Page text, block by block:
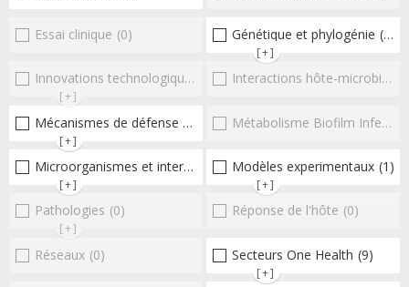
Essai clinique (0) Génétique et phylogénie (1)
[+]
Innovations technologiques et omiques (0)
[+]
Interactions hôte-microbioteEntérocoques
Mécanismes de défense microbiens (9)
[+]
Métabolisme Biofilm Infections respiratoires
Microorganismes et interactions/réponse de l'hôte (15)
[+]
Modèles experimentaux (1)
[+]
Pathologies (0)
[+]
Réponse de l'hôte (0)
Réseaux (0) Secteurs One Health (9)
[+]